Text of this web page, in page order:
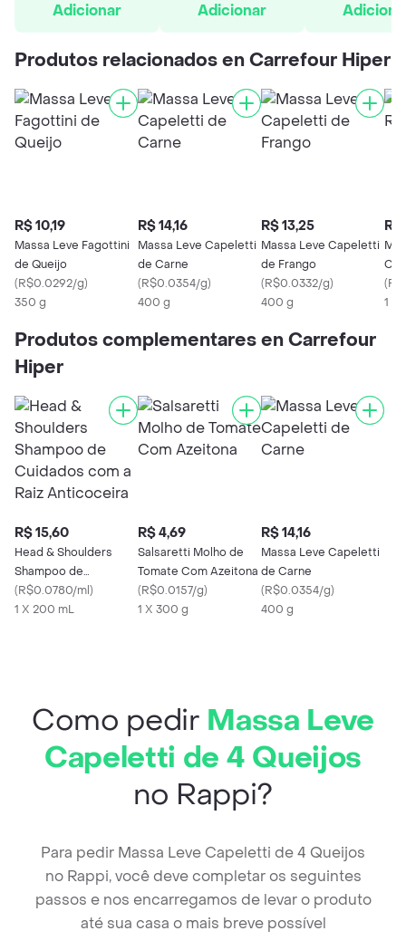
Adicionar
Adicionar
Produtos relacionados en Carrefour Hiper
R$ 10,19
Massa Leve Fagottini
de Queijo
(R$0.0292/g)
350 g
R$ 14,16
Massa Leve Capeletti
de Carne
(R$0.0354/g)
400 g
R$ 13,25
Massa Leve Capeletti
de Frango
(R$0.0332/g)
400 g
R$
(
1 Kg
Produtos complementares en Carrefour
Hiper
R$ 15,60
Head & Shoulders
Shampoo de
Cuidados com a Raiz
Anticoceira
(R$0.0780/ml)
1 X 200 mL
R$ 4,69
Salsaretti Molho de
Tomate Com Azeitona
(R$0.0157/g)
1 X 300 g
R$ 14,16
Massa Leve Capeletti
de Carne
(R$0.0354/g)
400 g
Como pedir Massa Leve
Capeletti de 4 Queijos
no Rappi?
Para pedir Massa Leve Capeletti de 4 Queijos
no Rappi, você deve completar os seguintes
passos e nos encarregamos de levar o produto
até sua casa o mais breve possível